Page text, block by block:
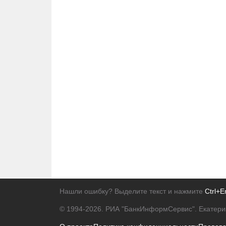
Нашли ошибку? Выделите текст и нажмите
© 1994-2026. РИА "БанкИнформСервис".